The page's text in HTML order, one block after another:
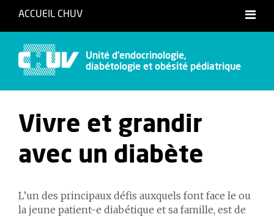
ACCUEIL CHUV
Unité d’endocrinologie,
diabétologie et obésité pédiatrique
Vivre et grandir
avec un diabète
L’un des principaux défis auxquels font face le ou
la jeune patient-e diabétique et sa famille, est de